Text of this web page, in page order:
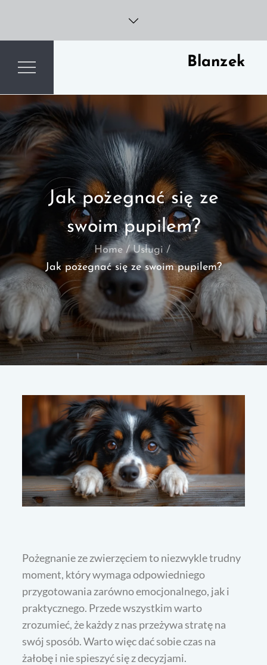
content
Blanzek
Jak pożegnać się ze
swoim pupilem?
Home
Usługi
Jak pożegnać się ze swoim pupilem?
Pożegnanie ze zwierzęciem to niezwykle trudny
moment, który wymaga odpowiedniego
przygotowania zarówno emocjonalnego, jak i
praktycznego. Przede wszystkim warto
zrozumieć, że każdy z nas przeżywa stratę na
swój sposób. Warto więc dać sobie czas na
żałobę i nie spieszyć się z decyzjami.